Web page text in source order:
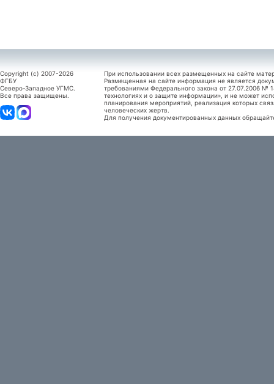
Copyright (c) 2007-2026
ФГБУ
Северо-Западное УГМС.
Все права защищены.
При использовании всех размещенных на сайте
Размещенная на сайте информация не является
требованиями Федерального закона от 27.07.2006
технологиях и о защите информации», и не может
планирования мероприятий, реализация которых
человеческих жертв.
Для получения документированных данных